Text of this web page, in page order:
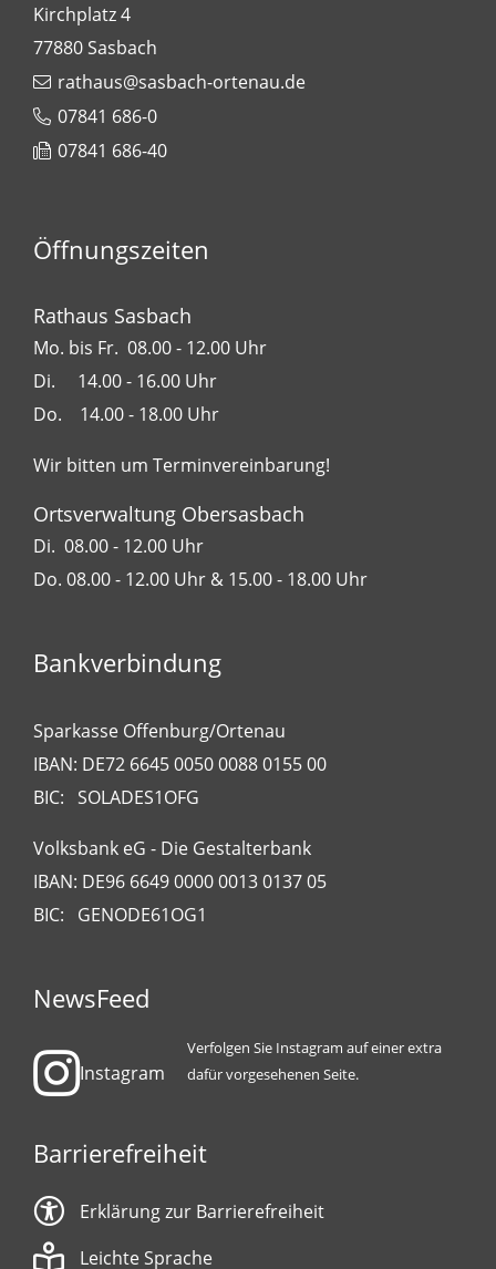
Kirchplatz 4
77880Sasbach
rathaus@sasbach-ortenau.de
07841 686-0
07841 686-40
Öffnungszeiten
Rathaus Sasbach
Mo. bis Fr. 08.00 - 12.00 Uhr
Di. 14.00 - 16.00 Uhr
Do. 14.00 - 18.00 Uhr
Wir bitten um Terminvereinbarung!
Ortsverwaltung Obersasbach
Di. 08.00 - 12.00 Uhr
Do. 08.00 - 12.00 Uhr & 15.00 - 18.00 Uhr
Bankverbindung
Sparkasse Offenburg/Ortenau
IBAN: DE72 6645 0050 0088 0155 00
BIC: SOLADES1OFG
Volksbank eG - Die Gestalterbank
IBAN: DE96 6649 0000 0013 0137 05
BIC: GENODE61OG1
NewsFeed
Instagram
Verfolgen Sie Instagram auf einer extra
dafür vorgesehenen Seite.
Barrierefreiheit
Erklärung zur Barrierefreiheit
Leichte Sprache